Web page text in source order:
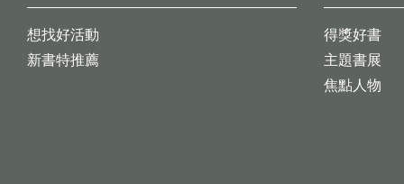
想找好活動
新書特推薦
得獎好書
主題書展
焦點人物